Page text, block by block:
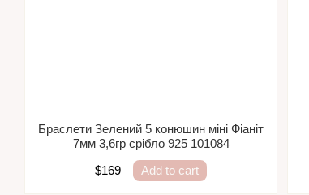
Браслети Зелений 5 конюшин міні Фіаніт
7мм 3,6гр срібло 925 101084
$169
Add to cart